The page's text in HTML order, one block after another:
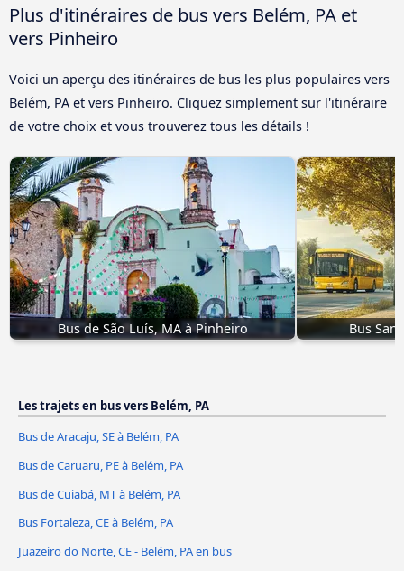
Plus d'itinéraires de bus vers Belém, PA et
vers Pinheiro
Voici un aperçu des itinéraires de bus les plus populaires vers
Belém, PA et vers Pinheiro. Cliquez simplement sur l'itinéraire
de votre choix et vous trouverez tous les détails !
Bus de São Luís, MA à Pinheiro Bus
Les trajets en bus vers Belém, PA
Bus de Aracaju, SE à Belém, PA
Bus de Caruaru, PE à Belém, PA
Bus de Cuiabá, MT à Belém, PA
Bus Fortaleza, CE à Belém, PA
Juazeiro do Norte, CE - Belém, PA en bus